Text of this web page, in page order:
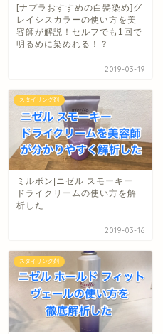
[ナプラおすすめの白髪染め]グ
レイシスカラーの使い方を美
容師が解説！セルフでも1回で
明るめに染めれる！？
2019-03-19
スタイリング剤
ミルボン|ニゼル スモーキー
ドライクリームの使い方を解
析した
2019-03-16
スタイリング剤